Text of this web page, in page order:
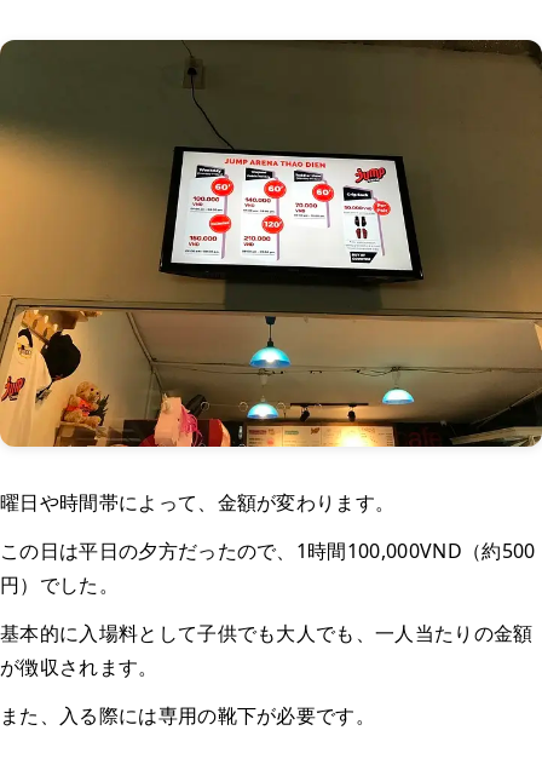
曜日や時間帯によって、金額が変わります。
この日は平日の夕方だったので、1時間100,000VND（約500
円）でした。
基本的に入場料として子供でも大人でも、一人当たりの金額
が徴収されます。
また、入る際には専用の靴下が必要です。